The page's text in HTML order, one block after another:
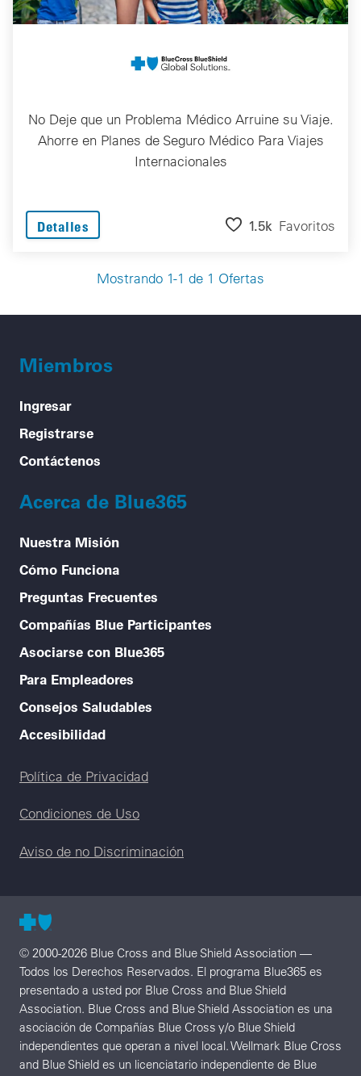
No Deje que un Problema Médico Arruine su Viaje.
Ahorre en Planes de Seguro Médico Para Viajes
Internacionales
Detalles 1.5k Favoritos
Mostrando 1-1 de 1 Ofertas
Miembros
Ingresar
Registrarse
Contáctenos
Acerca de Blue365
Nuestra Misión
Cómo Funciona
Preguntas Frecuentes
Compañías Blue Participantes
Asociarse con Blue365
Para Empleadores
Consejos Saludables
Accesibilidad
Legal menu
Política de Privacidad
Condiciones de Uso
Aviso de no Discriminación
© 2000-2026 Blue Cross and Blue Shield Association —
Todos los Derechos Reservados. El programa Blue365 es
presentado a usted por Blue Cross and Blue Shield
Association. Blue Cross and Blue Shield Association es una
asociación de Compañías Blue Cross y/o Blue Shield
independientes que operan a nivel local. Wellmark Blue Cross
and Blue Shield es un licenciatario independiente de Blue